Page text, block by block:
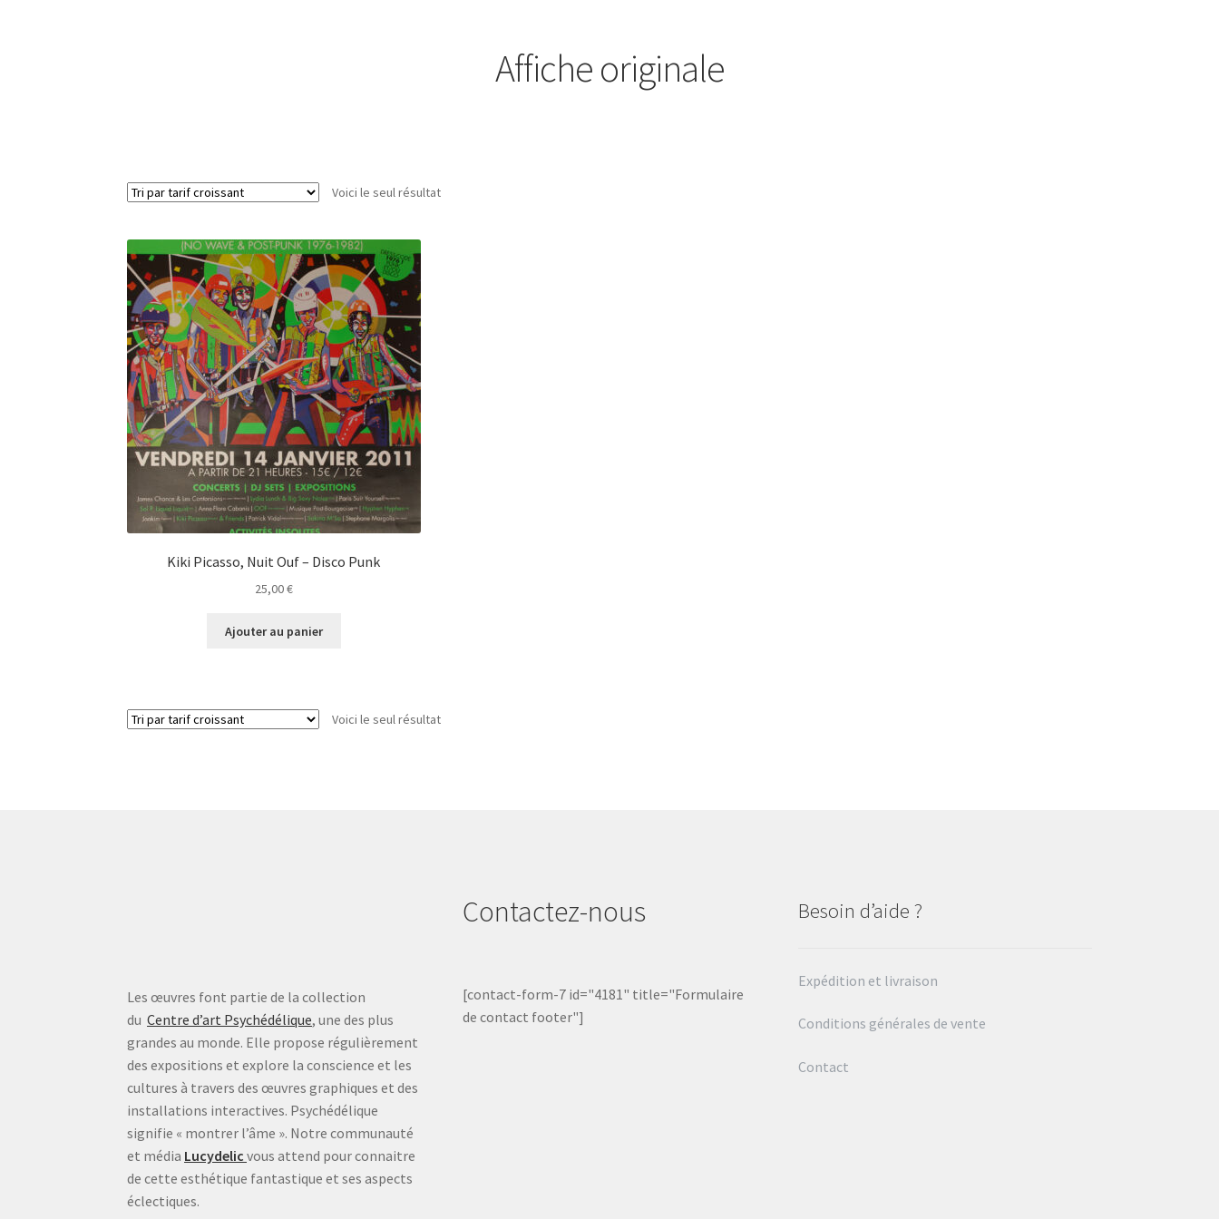
Affiche originale
Voici le seul résultat
Kiki Picasso, Nuit Ouf – Disco Punk
25,00€
Ajouter au panier
Voici le seul résultat
Les œuvres font partie de la collection
duCentre d’art Psychédélique, une des plus
grandes au monde. Elle propose régulièrement
des expositions et explore la conscience et les
cultures à travers des œuvres graphiques et des
installations interactives. Psychédélique
signifie « montrer l’âme ». Notre communauté
et média Lucydelic vous attend pour connaitre
de cette esthétique fantastique et ses aspects
éclectiques.
Contactez-nous
[contact-form-7 id="4181" title="Formulaire
de contact footer"]
Besoin d’aide ?
Expédition et livraison
Conditions générales de vente
Contact